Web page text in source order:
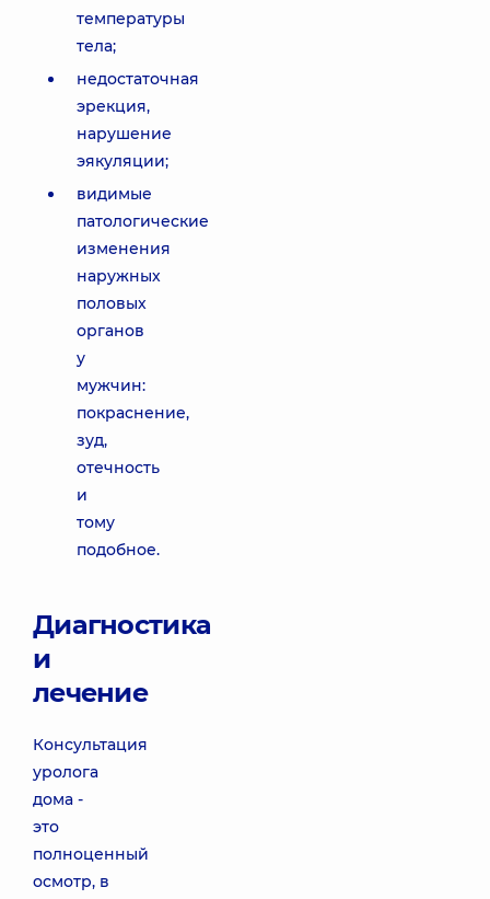
температуры
тела;
недостаточная
эрекция,
нарушение
эякуляции;
видимые
патологические
изменения
наружных
половых
органов
у
мужчин:
покраснение,
зуд,
отечность
и
тому
подобное.
Диагностика
и
лечение
Консультация
уролога
дома -
это
полноценный
осмотр, в